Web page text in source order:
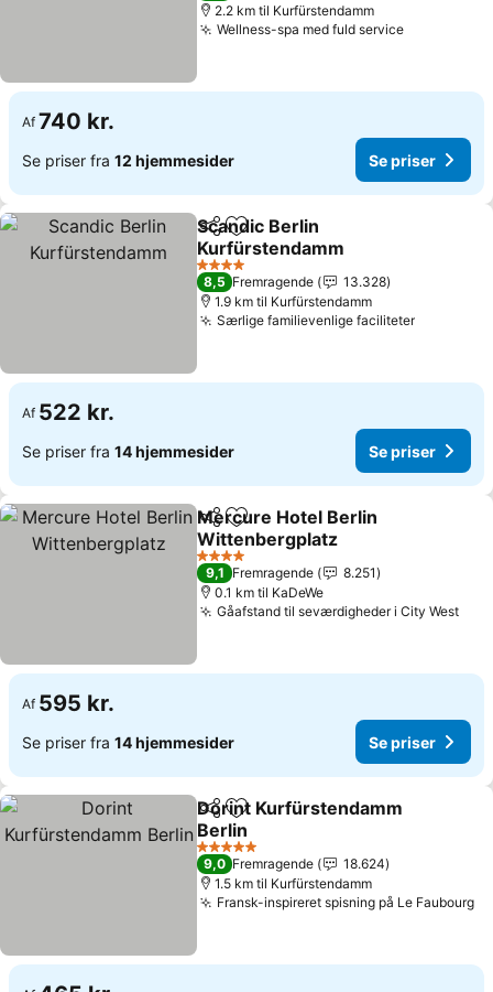
2.2 km til Kurfürstendamm
Wellness-spa med fuld serviceSe priser
Af 740 kr.
Se priser fra 12 hjemmesider Se priser
Del Føj til favoritter
Scandic Berlin
Kurfürstendamm
Se priser
4 Stjerner
8,5 Fremragende
13.328
1.9 km til Kurfürstendamm
Særlige familievenlige faciliteterSe priser
Af 522 kr.
Se priser fra 14 hjemmesider Se priser
Del Føj til favoritter
Mercure Hotel Berlin
Wittenbergplatz
Se priser
4 Stjerner
9,1 Fremragende
8.251
0.1 km til KaDeWe
Gåafstand til seværdigheder i City WestSe
Af 595 kr.
Se priser fra 14 hjemmesider Se priser
Del Føj til favoritter
Dorint Kurfürstendamm
Berlin
Se priser
5 Stjerner
9,0 Fremragende
18.624
1.5 km til Kurfürstendamm
Fransk-inspireret spisning på Le Faubourg